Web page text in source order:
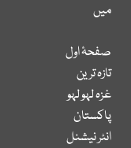
میں
صفحۂ اول
تازہ ترین
غزہ لہو لہو
پاکستان
انٹر نیشنل